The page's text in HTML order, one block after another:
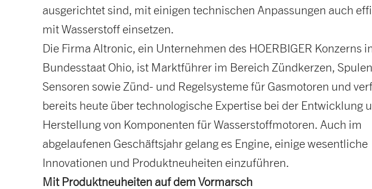
ausgerichtet sind, mit einigen technischen Anpassungen auch
mit Wasserstoff einsetzen.
Die Firma Altronic, ein Unternehmen des HOERBIGER Konzerns
Bundesstaat Ohio, ist Marktführer im Bereich Zündkerzen,
Sensoren sowie Zünd- und Regelsysteme für Gasmotoren und
bereits heute über technologische Expertise bei der Entwicklung
Herstellung von Komponenten für Wasserstoffmotoren. Auch im
abgelaufenen Geschäftsjahr gelang es Engine, einige wesentliche
Innovationen und Produktneuheiten einzuführen.
Mit Produktneuheiten auf dem Vormarsch